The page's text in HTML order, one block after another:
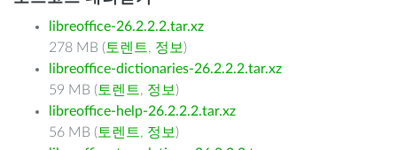
libreoffice-26.2.2.2.tar.xz
278 MB ( 토렌트, 정보 )
libreoffice-dictionaries-26.2.2.2.tar.xz
59 MB ( 토렌트, 정보 )
libreoffice-help-26.2.2.2.tar.xz
56 MB ( 토렌트, 정보 )